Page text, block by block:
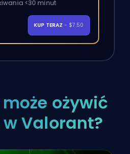
<30 minut
KUP TERAZ - $7.50
ożywić
w Valorant?